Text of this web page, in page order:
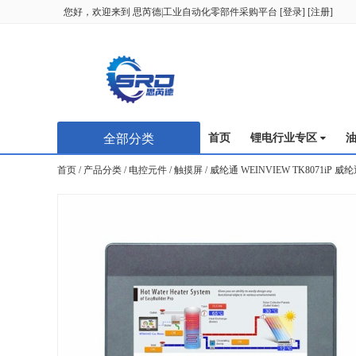
您好，欢迎来到 思芮德|工业自动化零部件采购平台 [登录] [注册]
首页 锂电行业专区
全部分类
首页 / 产品分类 / 电控元件 / 触摸屏 / 威纶通 WEINVIEW TK8071iP 威